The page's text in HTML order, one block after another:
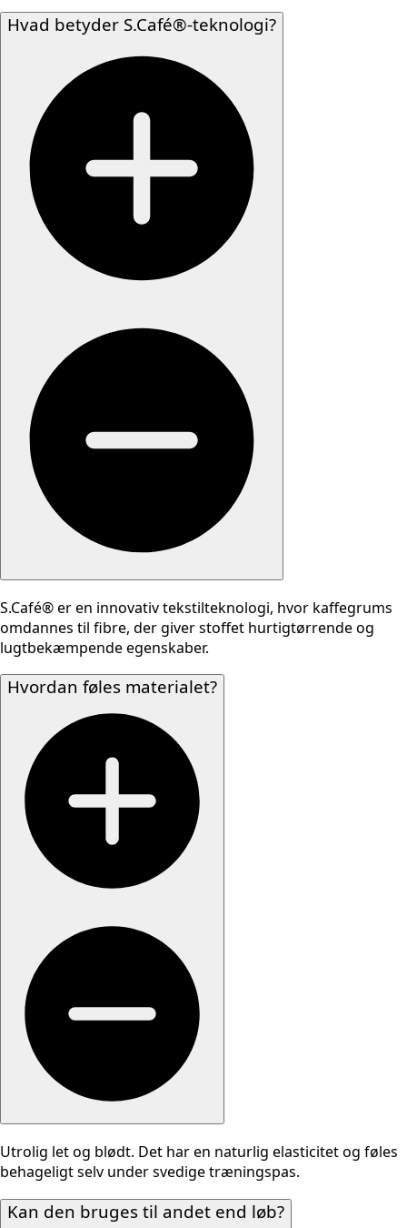
Hvad betyder S.Café®-teknologi?
S.Café® er en innovativ tekstilteknologi, hvor kaffegrums
omdannes til fibre, der giver stoffet hurtigtørrende og
lugtbekæmpende egenskaber.
Hvordan føles materialet?
Utrolig let og blødt. Det har en naturlig elasticitet og føles
behageligt selv under svedige træningspas.
Kan den bruges til andet end løb?